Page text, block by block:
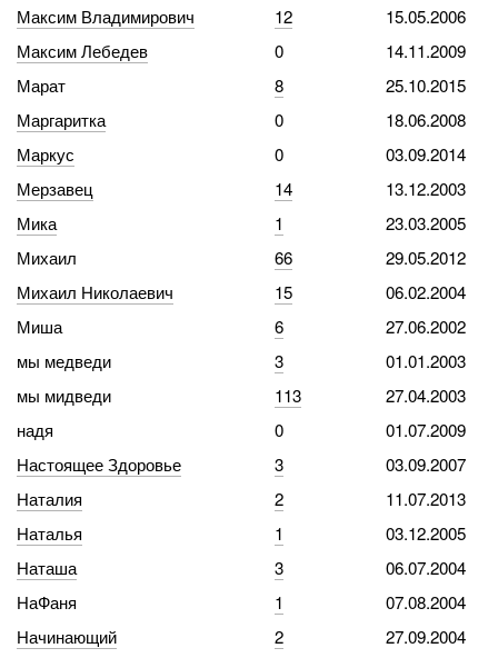
Максим Владимирович
12
15.05.2006
Максим Лебедев
0
14.11.2009
Марат
8
25.10.2015
Маргаритка
0
18.06.2008
Маркус
0
03.09.2014
Мерзавец
14
13.12.2003
Мика
1
23.03.2005
Михаил
66
29.05.2012
Михаил Николаевич
15
06.02.2004
Миша
6
27.06.2002
мы медведи
3
01.01.2003
мы мидведи
113
27.04.2003
надя
0
01.07.2009
Настоящее Здоровье
3
03.09.2007
Наталия
2
11.07.2013
Наталья
1
03.12.2005
Наташа
3
06.07.2004
НаФаня
1
07.08.2004
Начинающий
2 27.09.2004